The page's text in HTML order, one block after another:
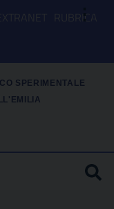
⋮
RUBRICA
SPERIMENTALE